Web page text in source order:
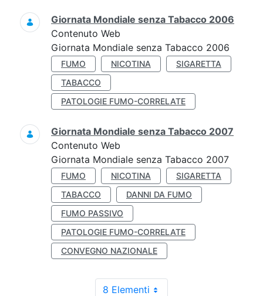
Giornata Mondiale senza Tabacco 2006
Contenuto Web
Giornata Mondiale senza Tabacco 2006
FUMO NICOTINA
SIGARETTA
TABACCO
PATOLOGIE FUMO-CORRELATE
Giornata Mondiale senza Tabacco 2007
Contenuto Web
Giornata Mondiale senza Tabacco 2007
FUMO NICOTINA
SIGARETTA
TABACCO
DANNI DA FUMO
FUMO PASSIVO
PATOLOGIE FUMO-CORRELATE
CONVEGNO NAZIONALE
8 Elementi